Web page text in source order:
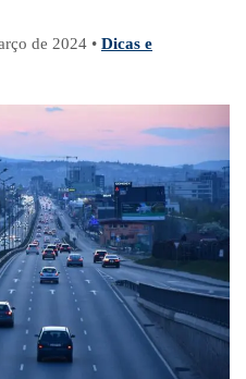
de 2024 • Dicas e